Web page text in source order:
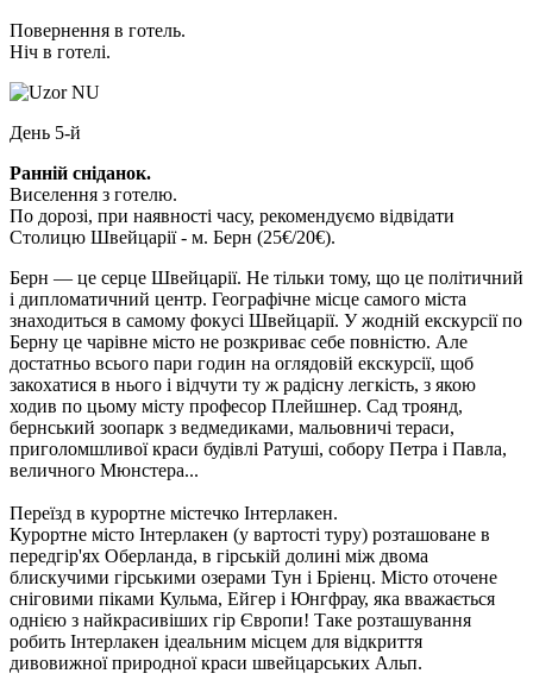
Повернення в готель.
Ніч в готелі.
День 5-й
Ранній сніданок.
Виселення з готелю.
По дорозі, при наявності часу, рекомендуємо відвідати
Столицю Швейцарії - м. Берн (25€/20€).
Берн — це серце Швейцарії. Не тільки тому, що це політичний
і дипломатичний центр. Географічне місце самого міста
знаходиться в самому фокусі Швейцарії. У жодній екскурсії по
Берну це чарівне місто не розкриває себе повністю. Але
достатньо всього пари годин на оглядовій екскурсії, щоб
закохатися в нього і відчути ту ж радісну легкість, з якою
ходив по цьому місту професор Плейшнер. Сад троянд,
бернський зоопарк з ведмедиками, мальовничі тераси,
приголомшливої краси будівлі Ратуші, собору Петра і Павла,
величного Мюнстера...
Переїзд в курортне містечко Інтерлакен.
Курортне місто Інтерлакен (у вартості туру) розташоване в
передгір'ях Оберланда, в гірській долині між двома
блискучими гірськими озерами Тун і Бріенц. Місто оточене
сніговими піками Кульма, Ейгер і Юнгфрау, яка вважається
однією з найкрасивіших гір Європи! Таке розташування
робить Інтерлакен ідеальним місцем для відкриття
дивовижної природної краси швейцарських Альп.